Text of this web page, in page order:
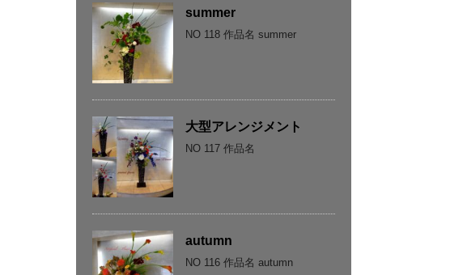
summer
NO 118 作品名 summer
大型アレンジメント
NO 117 作品名
autumn
NO 116 作品名 autumn